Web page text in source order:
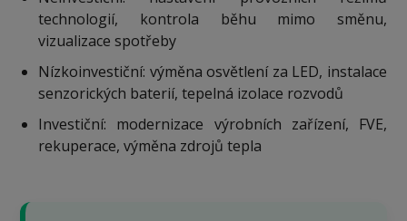
technologií, kontrola běhu mimo směnu,
vizualizace spotřeby
Nízkoinvestiční: výměna osvětlení za LED, instalace
senzorických baterií, tepelná izolace rozvodů
Investiční: modernizace výrobních zařízení, FVE,
rekuperace, výměna zdrojů tepla